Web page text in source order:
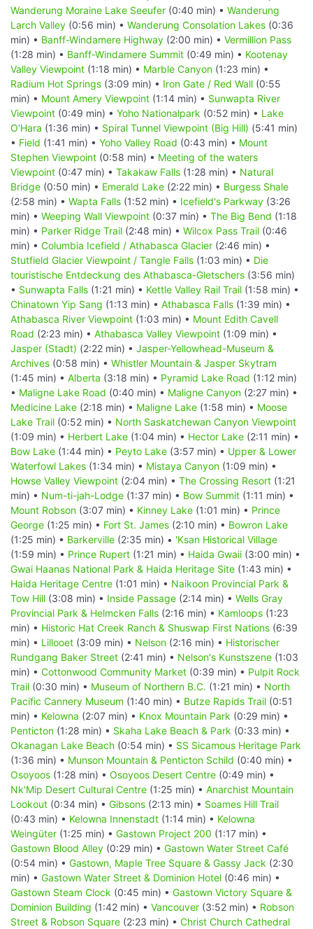
Wanderung Moraine Lake Seeufer (0:40 min) • Wanderung
Larch Valley (0:56 min) • Wanderung Consolation Lakes (0:36
min) • Banff-Windamere Highway (2:00 min) • Vermillion Pass
(1:28 min) • Banff-Windamere Summit (0:49 min) • Kootenay
Valley Viewpoint (1:18 min) • Marble Canyon (1:23 min) •
Radium Hot Springs (3:09 min) • Iron Gate / Red Wall (0:55
min) • Mount Amery Viewpoint (1:14 min) • Sunwapta River
Viewpoint (0:49 min) • Yoho Nationalpark (0:52 min) • Lake
O'Hara (1:36 min) • Spiral Tunnel Viewpoint (Big Hill) (5:41 min)
• Field (1:41 min) • Yoho Valley Road (0:43 min) • Mount
Stephen Viewpoint (0:58 min) • Meeting of the waters
Viewpoint (0:47 min) • Takakaw Falls (1:28 min) • Natural
Bridge (0:50 min) • Emerald Lake (2:22 min) • Burgess Shale
(2:58 min) • Wapta Falls (1:52 min) • Icefield's Parkway (3:26
min) • Weeping Wall Viewpoint (0:37 min) • The Big Bend (1:18
min) • Parker Ridge Trail (2:48 min) • Wilcox Pass Trail (0:46
min) • Columbia Icefield / Athabasca Glacier (2:46 min) •
Stutfield Glacier Viewpoint / Tangle Falls (1:03 min) • Die
touristische Entdeckung des Athabasca-Gletschers (3:56 min)
• Sunwapta Falls (1:21 min) • Kettle Valley Rail Trail (1:58 min) •
Chinatown Yip Sang (1:13 min) • Athabasca Falls (1:39 min) •
Athabasca River Viewpoint (1:03 min) • Mount Edith Cavell
Road (2:23 min) • Athabasca Valley Viewpoint (1:09 min) •
Jasper (Stadt) (2:22 min) • Jasper-Yellowhead-Museum &
Archives (0:58 min) • Whistler Mountain & Jasper Skytram
(1:45 min) • Alberta (3:18 min) • Pyramid Lake Road (1:12 min)
• Maligne Lake Road (0:40 min) • Maligne Canyon (2:27 min) •
Medicine Lake (2:18 min) • Maligne Lake (1:58 min) • Moose
Lake Trail (0:52 min) • North Saskatchewan Canyon Viewpoint
(1:09 min) • Herbert Lake (1:04 min) • Hector Lake (2:11 min) •
Bow Lake (1:44 min) • Peyto Lake (3:57 min) • Upper & Lower
Waterfowl Lakes (1:34 min) • Mistaya Canyon (1:09 min) •
Howse Valley Viewpoint (2:04 min) • The Crossing Resort (1:21
min) • Num-ti-jah-Lodge (1:37 min) • Bow Summit (1:11 min) •
Mount Robson (3:07 min) • Kinney Lake (1:01 min) • Prince
George (1:25 min) • Fort St. James (2:10 min) • Bowron Lake
(1:25 min) • Barkerville (2:35 min) • 'Ksan Historical Village
(1:59 min) • Prince Rupert (1:21 min) • Haida Gwaii (3:00 min) •
Gwai Haanas National Park & Haida Heritage Site (1:43 min) •
Haida Heritage Centre (1:01 min) • Naikoon Provincial Park &
Tow Hill (3:08 min) • Inside Passage (2:14 min) • Wells Gray
Provincial Park & Helmcken Falls (2:16 min) • Kamloops (1:23
min) • Historic Hat Creek Ranch & Shuswap First Nations (6:39
min) • Lillooet (3:09 min) • Nelson (2:16 min) • Historischer
Rundgang Baker Street (2:41 min) • Nelson's Kunstszene (1:03
min) • Cottonwood Community Market (0:39 min) • Pulpit Rock
Trail (0:30 min) • Museum of Northern B.C. (1:21 min) • North
Pacific Cannery Museum (1:40 min) • Butze Rapids Trail (0:51
min) • Kelowna (2:07 min) • Knox Mountain Park (0:29 min) •
Penticton (1:28 min) • Skaha Lake Beach & Park (0:33 min) •
Okanagan Lake Beach (0:54 min) • SS Sicamous Heritage Park
(1:36 min) • Munson Mountain & Penticton Schild (0:40 min) •
Osoyoos (1:28 min) • Osoyoos Desert Centre (0:49 min) •
Nk'Mip Desert Cultural Centre (1:25 min) • Anarchist Mountain
Lookout (0:34 min) • Gibsons (2:13 min) • Soames Hill Trail
(0:43 min) • Kelowna Innenstadt (1:14 min) • Kelowna
Weingüter (1:25 min) • Gastown Project 200 (1:17 min) •
Gastown Blood Alley (0:29 min) • Gastown Water Street Café
(0:54 min) • Gastown, Maple Tree Square & Gassy Jack (2:30
min) • Gastown Water Street & Dominion Hotel (0:46 min) •
Gastown Steam Clock (0:45 min) • Gastown Victory Square &
Dominion Building (1:42 min) • Vancouver (3:52 min) • Robson
Street & Robson Square (2:23 min) • Christ Church Cathedral